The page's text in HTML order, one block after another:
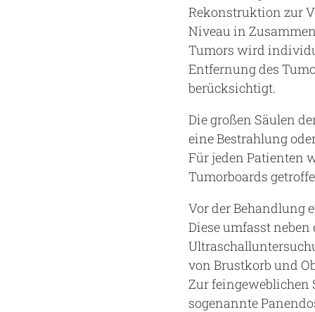
Rekonstruktion zur
Niveau in
Tumors wird
Entfernung des
berücksichtigt.
Die großen Säulen
eine Bestrahlung
Für jeden Patienten
Tumorboards
Vor der Behandlung
Diese umfasst
von Brustkorb und
Zur feingeweblichen
sogenannte